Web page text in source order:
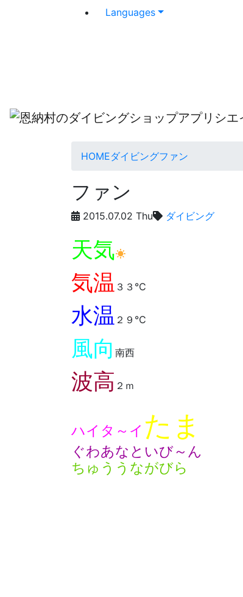
Languages
HOMEダイビングファン
ファン
2015.07.02 Thu ダイビング
天気
気温 ３３℃
水温 ２９℃
風向 南西
波高 ２ｍ
ハイタ～イ たま
ぐわあなといび～ん
ちゅううながびら